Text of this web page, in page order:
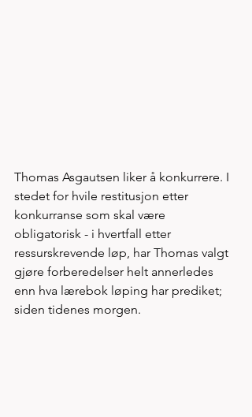
Thomas Asgautsen liker å konkurrere. I
stedet for hvile restitusjon etter
konkurranse som skal være
obligatorisk - i hvertfall etter
ressurskrevende løp, har Thomas valgt
gjøre forberedelser helt annerledes
enn hva lærebok løping har prediket;
siden tidenes morgen.